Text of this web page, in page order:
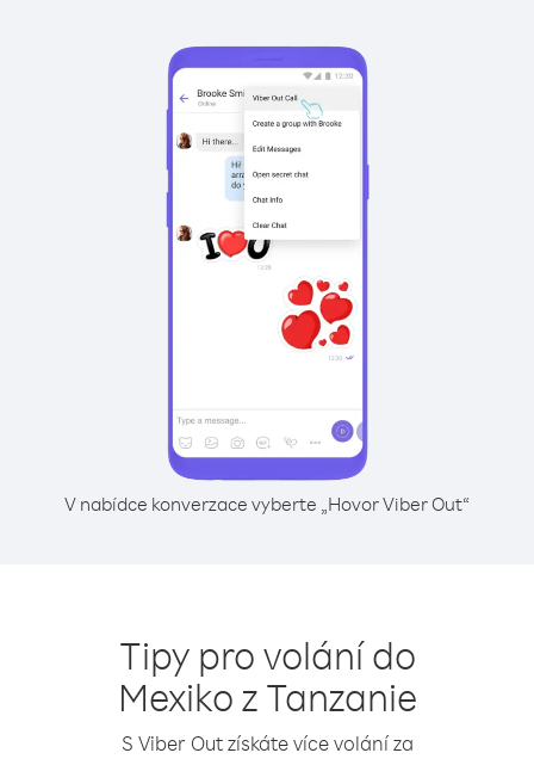
V nabídce konverzace vyberte „Hovor Viber Out“
Tipy pro volání do
Mexiko z Tanzanie
S Viber Out získáte více volání za